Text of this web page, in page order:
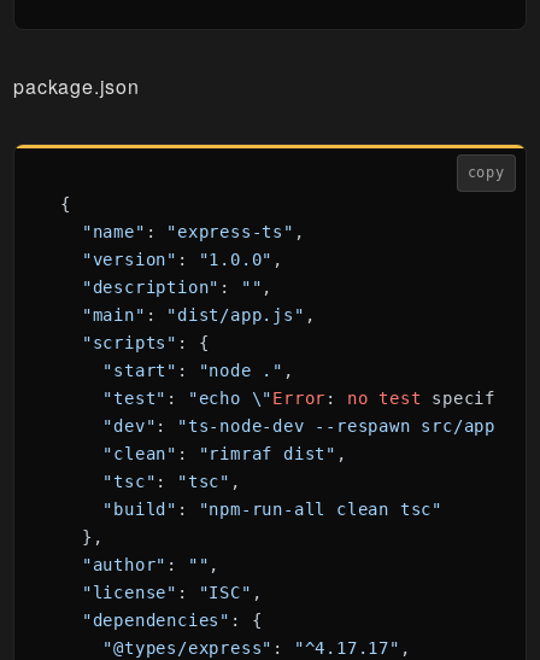
package.json
copy
{
"name" : "express-ts" ,
"version" : "1.0.0" ,
"description" : "" ,
"main" : "dist/app.js" ,
"scripts" : {
"start" : "node ." ,
"test" : "echo \"Error : no test specified\
"dev" : "ts-node-dev --respawn src/app.ts"
"clean" : "rimraf dist" ,
"tsc" : "tsc" ,
"build" :
"npm-run-all clean tsc"
  },
"author" : "" ,
"license" : "ISC" ,
"dependencies" : {
"@types/express" : "^4.17.17" ,